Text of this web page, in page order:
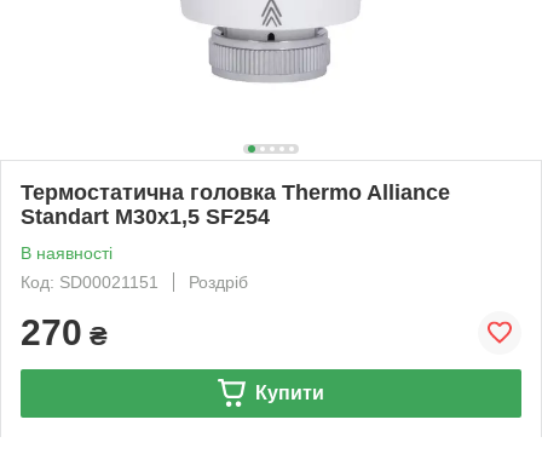
Термостатична головка Thermo Alliance
Standart М30х1,5 SF254
В наявності
Код: SD00021151
Роздріб
270 ₴
Купити